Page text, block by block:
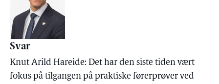
Svar
Knut Arild Hareide: Det har den siste tiden vært
fokus på tilgangen på praktiske førerprøver ved